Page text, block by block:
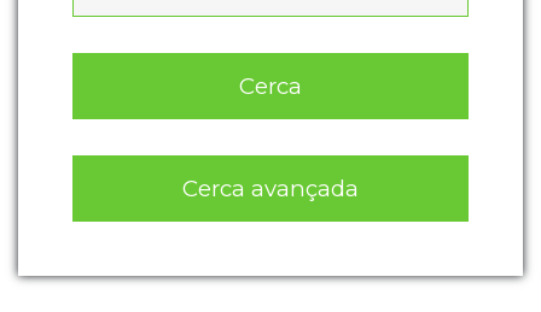
Cerca
Cerca avançada